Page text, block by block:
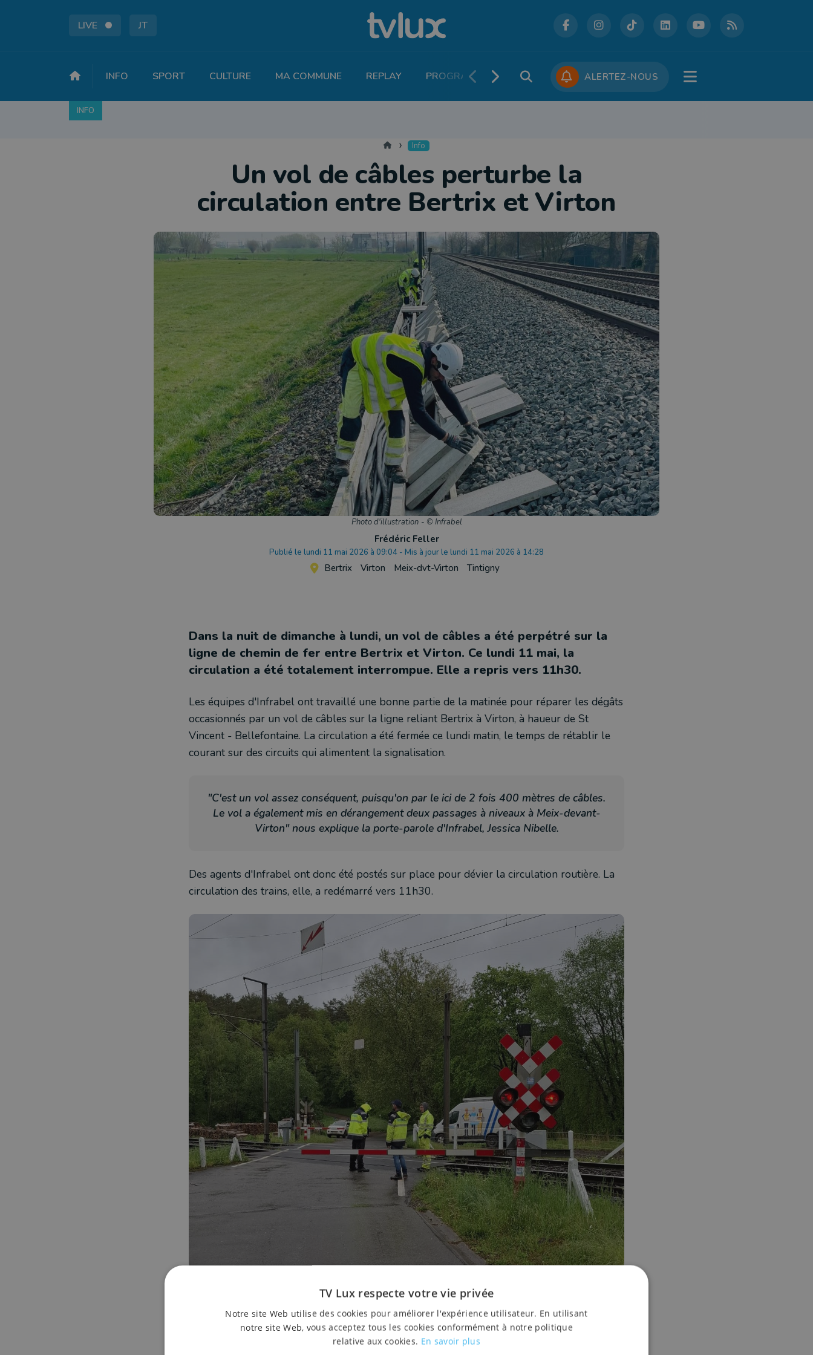
LIVE JT
INFO SPORT CULTURE MA COMMUNE REPLAY PROGRAMME TV PODCASTS CONCOURS JOBS
ALERTEZ-NOUS
INFO
Accueil Info
Un vol de câbles perturbe la
circulation entre Bertrix et Virton
Photo d'illustration - © Infrabel
Frédéric Feller
Publié le lundi 11 mai 2026 à 09:04 - Mis à jour le lundi 11 mai 2026 à 14:28
Bertrix Virton Meix-dvt-Virton Tintigny
Dans la nuit de dimanche à lundi, un vol de câbles a été perpétré sur la
ligne de chemin de fer entre Bertrix et Virton. Ce lundi 11 mai, la
circulation a été totalement interrompue. Elle a repris vers 11h30.
Les équipes d'Infrabel ont travaillé une bonne partie de la matinée pour réparer les dégâts
occasionnés par un vol de câbles sur la ligne reliant Bertrix à Virton, à haueur de St
Vincent - Bellefontaine. La circulation a été fermée ce lundi matin, le temps de rétablir le
courant sur des circuits qui alimentent la signalisation.
"C'est un vol assez conséquent, puisqu'on par le ici de 2 fois 400 mètres de câbles.
Le vol a également mis en dérangement deux passages à niveaux à Meix-devant-
Virton"nous explique la porte-parole d'Infrabel, Jessica Nibelle.
Des agents d'Infrabel ont donc été postés sur place pour dévier la circulation routière. La
circulation des trains, elle, a redémarré vers 11h30.
32 vols en Luxembourg en 2025
En 2025, Infrabel a répertorié 303 vols (ou tentatives ayant occasionné des dégâts parfois
TV Lux respecte votre vie privée
Notre site Web utilise des cookies pour améliorer l'expérience utilisateur. En utilisant
notre site Web, vous acceptez tous les cookies conformément à notre politique
relative aux cookies. En savoir plus